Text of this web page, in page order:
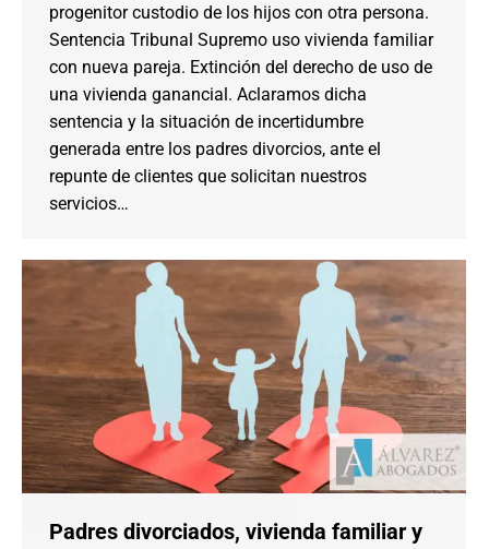
progenitor custodio de los hijos con otra persona.
Sentencia Tribunal Supremo uso vivienda familiar
con nueva pareja. Extinción del derecho de uso de
una vivienda ganancial. Aclaramos dicha
sentencia y la situación de incertidumbre
generada entre los padres divorcios, ante el
repunte de clientes que solicitan nuestros
servicios…
Padres divorciados, vivienda familiar y